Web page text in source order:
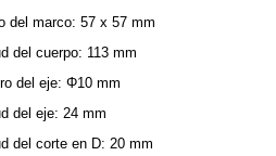
del marco: 57 x 57 mm
del cuerpo: 113 mm
del eje: Φ10 mm
del eje: 24 mm
del corte en D: 20 mm